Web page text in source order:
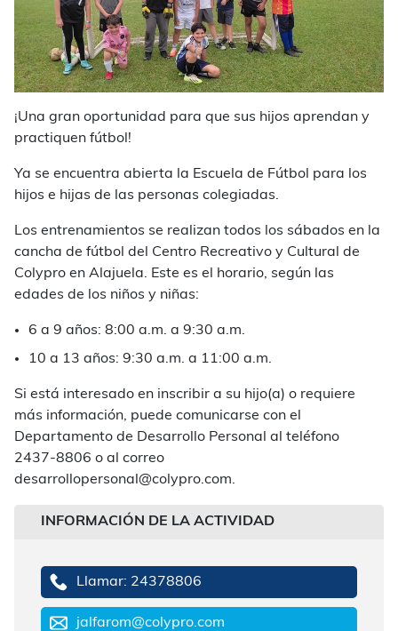
¡Una gran oportunidad para que sus hijos aprendan y
practiquen fútbol!
Ya se encuentra abierta la Escuela de Fútbol para los
hijos e hijas de las personas colegiadas.
Los entrenamientos se realizan todos los sábados en la
cancha de fútbol del Centro Recreativo y Cultural de
Colypro en Alajuela. Este es el horario, según las
edades de los niños y niñas:
6 a 9 años: 8:00 a.m. a 9:30 a.m.
10 a 13 años: 9:30 a.m. a 11:00 a.m.
Si está interesado en inscribir a su hijo(a) o requiere
más información, puede comunicarse con el
Departamento de Desarrollo Personal al teléfono
2437-8806 o al correo
desarrollopersonal@colypro.com.
INFORMACIÓN DE LA ACTIVIDAD
Llamar: 24378806
jalfarom@colypro.com